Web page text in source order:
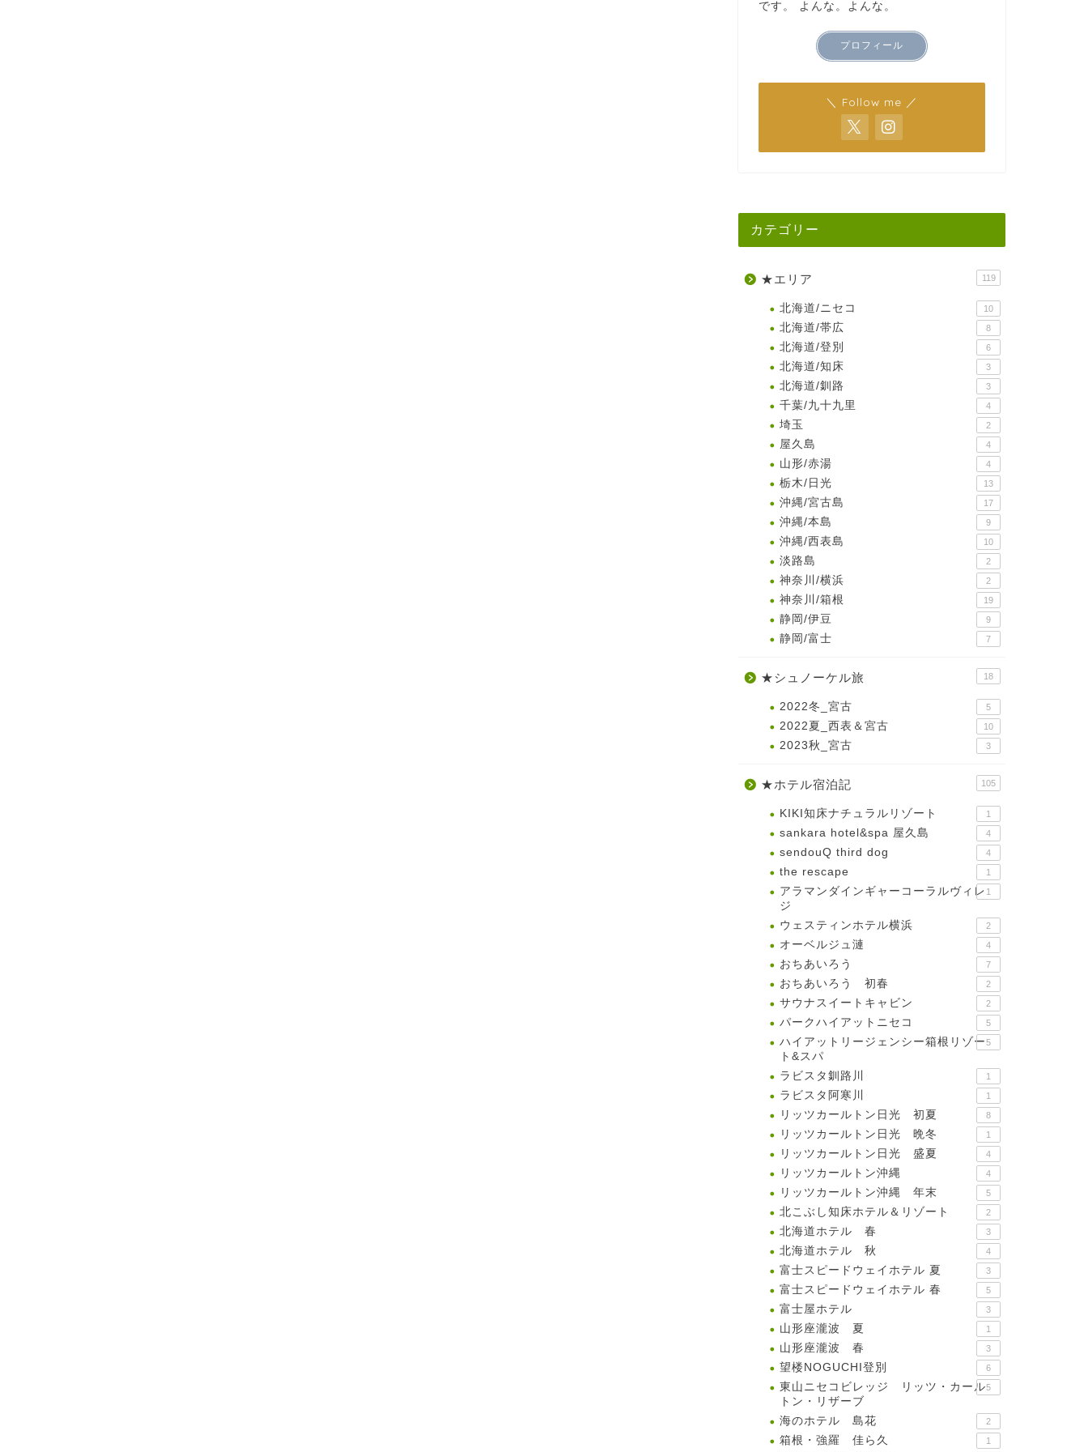
です。 よんな。よんな。
プロフィール
＼ Follow me ／
カテゴリー
★エリア 119
北海道/ニセコ 10
北海道/帯広 8
北海道/登別 6
北海道/知床 3
北海道/釧路 3
千葉/九十九里 4
埼玉 2
屋久島 4
山形/赤湯 4
栃木/日光 13
沖縄/宮古島 17
沖縄/本島 9
沖縄/西表島 10
淡路島 2
神奈川/横浜 2
神奈川/箱根 19
静岡/伊豆 9
静岡/富士 7
★シュノーケル旅 18
2022冬_宮古 5
2022夏_西表＆宮古 10
2023秋_宮古 3
★ホテル宿泊記 105
KIKI知床ナチュラルリゾート 1
sankara hotel&spa 屋久島 4
sendouQ third dog 4
the rescape 1
アラマンダインギャーコーラルヴィレ
ジ
1
ウェスティンホテル横浜 2
オーベルジュ漣 4
おちあいろう 7
おちあいろう 初春 2
サウナスイートキャビン 2
パークハイアットニセコ 5
ハイアットリージェンシー箱根リゾー
ト&スパ
5
ラビスタ釧路川 1
ラビスタ阿寒川 1
リッツカールトン日光 初夏 8
リッツカールトン日光 晩冬 1
リッツカールトン日光 盛夏 4
リッツカールトン沖縄 4
リッツカールトン沖縄 年末 5
北こぶし知床ホテル＆リゾート 2
北海道ホテル 春 3
北海道ホテル 秋 4
富士スピードウェイホテル 夏 3
富士スピードウェイホテル 春 5
富士屋ホテル 3
山形座瀧波 夏 1
山形座瀧波 春 3
望楼NOGUCHI登別 6
東山ニセコビレッジ リッツ・カール
トン・リザーブ
5
海のホテル 島花 2
箱根・強羅 佳ら久 1